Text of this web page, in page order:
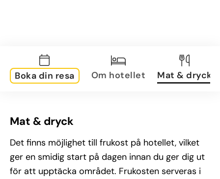
Boka din resa Om hotellet Mat & dryck
Mat & dryck
Det finns möjlighet till frukost på hotellet, vilket
ger en smidig start på dagen innan du ger dig ut
för att upptäcka området. Frukosten serveras i